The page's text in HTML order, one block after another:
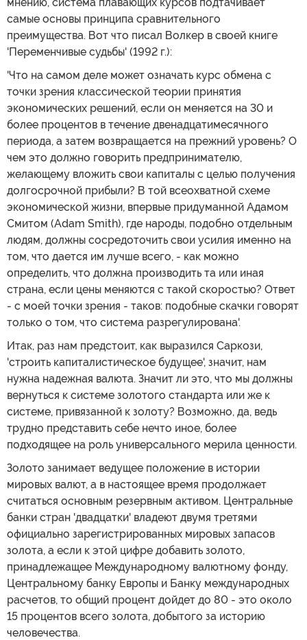
самые основы принципа сравнительного
преимущества. Вот что писал Волкер в своей книге
'Переменчивые судьбы' (1992 г.):
'Что на самом деле может означать курс обмена с
точки зрения классической теории принятия
экономических решений, если он меняется на 30 и
более процентов в течение двенадцатимесячного
периода, а затем возвращается на прежний уровень? О
чем это должно говорить предпринимателю,
желающему вложить свои капиталы с целью получения
долгосрочной прибыли? В той всеохватной схеме
экономической жизни, впервые придуманной Адамом
Смитом (Adam Smith), где народы, подобно отдельным
людям, должны сосредоточить свои усилия именно на
том, что дается им лучше всего, - как можно
определить, что должна производить та или иная
страна, если цены меняются с такой скоростью? Ответ
- с моей точки зрения - таков: подобные скачки говорят
только о том, что система разрегулирована'.
Итак, раз нам предстоит, как выразился Саркози,
'строить капиталистическое будущее', значит, нам
нужна надежная валюта. Значит ли это, что мы должны
вернуться к системе золотого стандарта или же к
системе, привязанной к золоту? Возможно, да, ведь
трудно представить себе нечто иное, более
подходящее на роль универсального мерила ценности.
Золото занимает ведущее положение в истории
мировых валют, а в настоящее время продолжает
считаться основным резервным активом. Центральные
банки стран 'двадцатки' владеют двумя третями
официально зарегистрированных мировых запасов
золота, а если к этой цифре добавить золото,
принадлежащее Международному валютному фонду,
Центральному банку Европы и Банку международных
расчетов, то общий процент дойдет до 80 - это около
15 процентов всего золота, добытого за историю
человечества.